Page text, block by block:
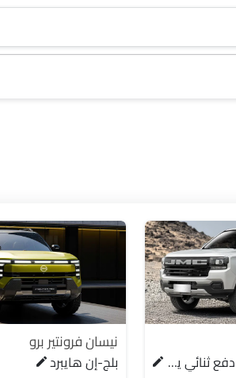
جي إل ناقل أوتوماتيكي دفع ثنائي يورو 4
نيسان فرونتير برو
بلج-إن هايبرد